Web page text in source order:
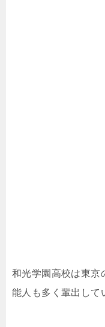
和光学園高校は東京
能人も多く輩出して